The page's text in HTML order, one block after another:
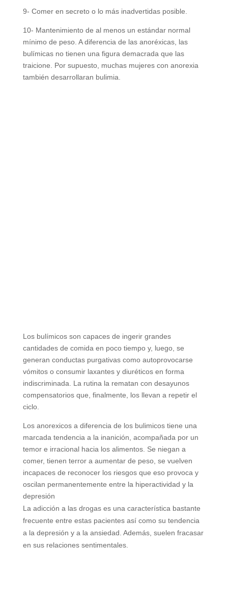
9- Comer en secreto o lo más inadvertidas posible.
10- Mantenimiento de al menos un estándar normal
mínimo de peso. A diferencia de las anoréxicas, las
bulímicas no tienen una figura demacrada que las
traicione. Por supuesto, muchas mujeres con anorexia
también desarrollaran bulimia.
Los bulímicos son capaces de ingerir grandes
cantidades de comida en poco tiempo y, luego, se
generan conductas purgativas como autoprovocarse
vómitos o consumir laxantes y diuréticos en forma
indiscriminada. La rutina la rematan con desayunos
compensatorios que, finalmente, los llevan a repetir el
ciclo.
Los anorexicos a diferencia de los bulimicos tiene una
marcada tendencia a la inanición, acompañada por un
temor e irracional hacia los alimentos. Se niegan a
comer, tienen terror a aumentar de peso, se vuelven
incapaces de reconocer los riesgos que eso provoca y
oscilan permanentemente entre la hiperactividad y la
depresión
La adicción a las drogas es una característica bastante
frecuente entre estas pacientes así como su tendencia
a la depresión y a la ansiedad. Además, suelen fracasar
en sus relaciones sentimentales.